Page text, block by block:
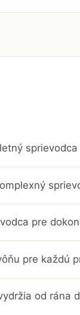
pre
pre každú
od rána